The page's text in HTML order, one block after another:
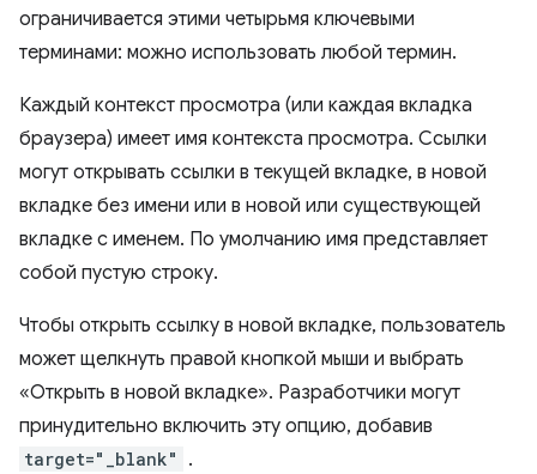
ограничивается этими четырьмя ключевыми
терминами: можно использовать любой термин.
Каждый контекст просмотра (или каждая вкладка
браузера) имеет имя контекста просмотра. Ссылки
могут открывать ссылки в текущей вкладке, в новой
вкладке без имени или в новой или существующей
вкладке с именем. По умолчанию имя представляет
собой пустую строку.
Чтобы открыть ссылку в новой вкладке, пользователь
может щелкнуть правой кнопкой мыши и выбрать
«Открыть в новой вкладке». Разработчики могут
принудительно включить эту опцию, добавив
target="_blank" .